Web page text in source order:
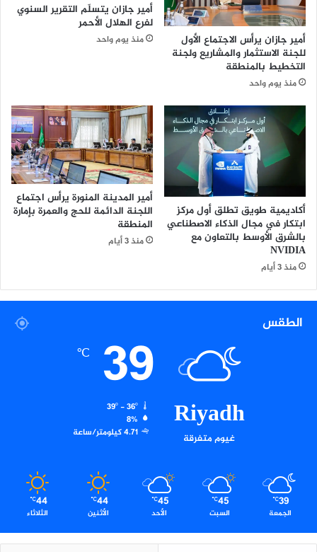
أمير جازان يرأس الاجتماع الأول
للجنة الاستثمار والمشاريع ولجنة
التخطيط بالمنطقة
منذ يوم واحد
أمير جازان يتسلّم التقرير السنوي
لفرع الهلال الأحمر
منذ يوم واحد
أكاديمية طويق تطلق أول مركز
ابتكار في مجال الذكاء الاصطناعي
بالشرق الأوسط بالتعاون مع
NVIDIA
منذ 3 أيام
أمير المدينة المنورة يرأس اجتماع
اللجنة الدائمة للحج والعمرة بإمارة
المنطقة
منذ 3 أيام
الطقس
Riyadh
غيوم متفرقة
39
℃
39º - 36º
8%
4.71 كيلومتر/ساعة
39
℃
الجمعة
45
℃
السبت
45
℃
الأحد
44
℃
الأثنين
44
℃
الثلاثاء